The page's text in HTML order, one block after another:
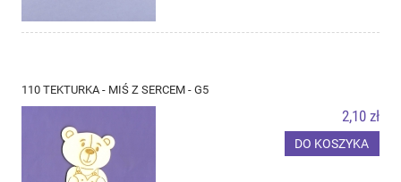
110 TEKTURKA - MIŚ Z SERCEM - G5
2,10 zł
DO KOSZYKA